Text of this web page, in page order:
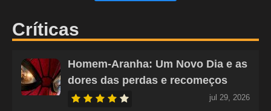
Críticas
Homem-Aranha: Um Novo Dia e as
dores das perdas e recomeços
jul 29, 2026